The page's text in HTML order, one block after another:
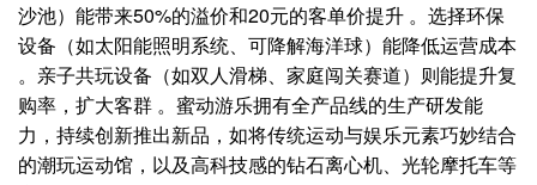
沙池）能带来50%的溢价和20元的客单价提升 。选择环保
设备（如太阳能照明系统、可降解海洋球）能降低运营成本
。亲子共玩设备（如双人滑梯、家庭闯关赛道）则能提升复
购率，扩大客群 。蜜动游乐拥有全产品线的生产研发能
力，持续创新推出新品，如将传统运动与娱乐元素巧妙结合
的潮玩运动馆，以及高科技感的钻石离心机、光轮摩托车等